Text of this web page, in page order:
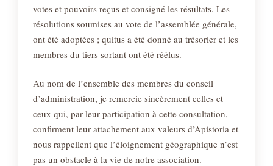
votes et pouvoirs reçus et consigné les résultats. Les
résolutions soumises au vote de l’assemblée générale,
ont été adoptées ; quitus a été donné au trésorier et les
membres du tiers sortant ont été réélus.
Au nom de l’ensemble des membres du conseil
d’administration, je remercie sincèrement celles et
ceux qui, par leur participation à cette consultation,
confirment leur attachement aux valeurs d’Apistoria et
nous rappellent que l’éloignement géographique n’est
pas un obstacle à la vie de notre association.